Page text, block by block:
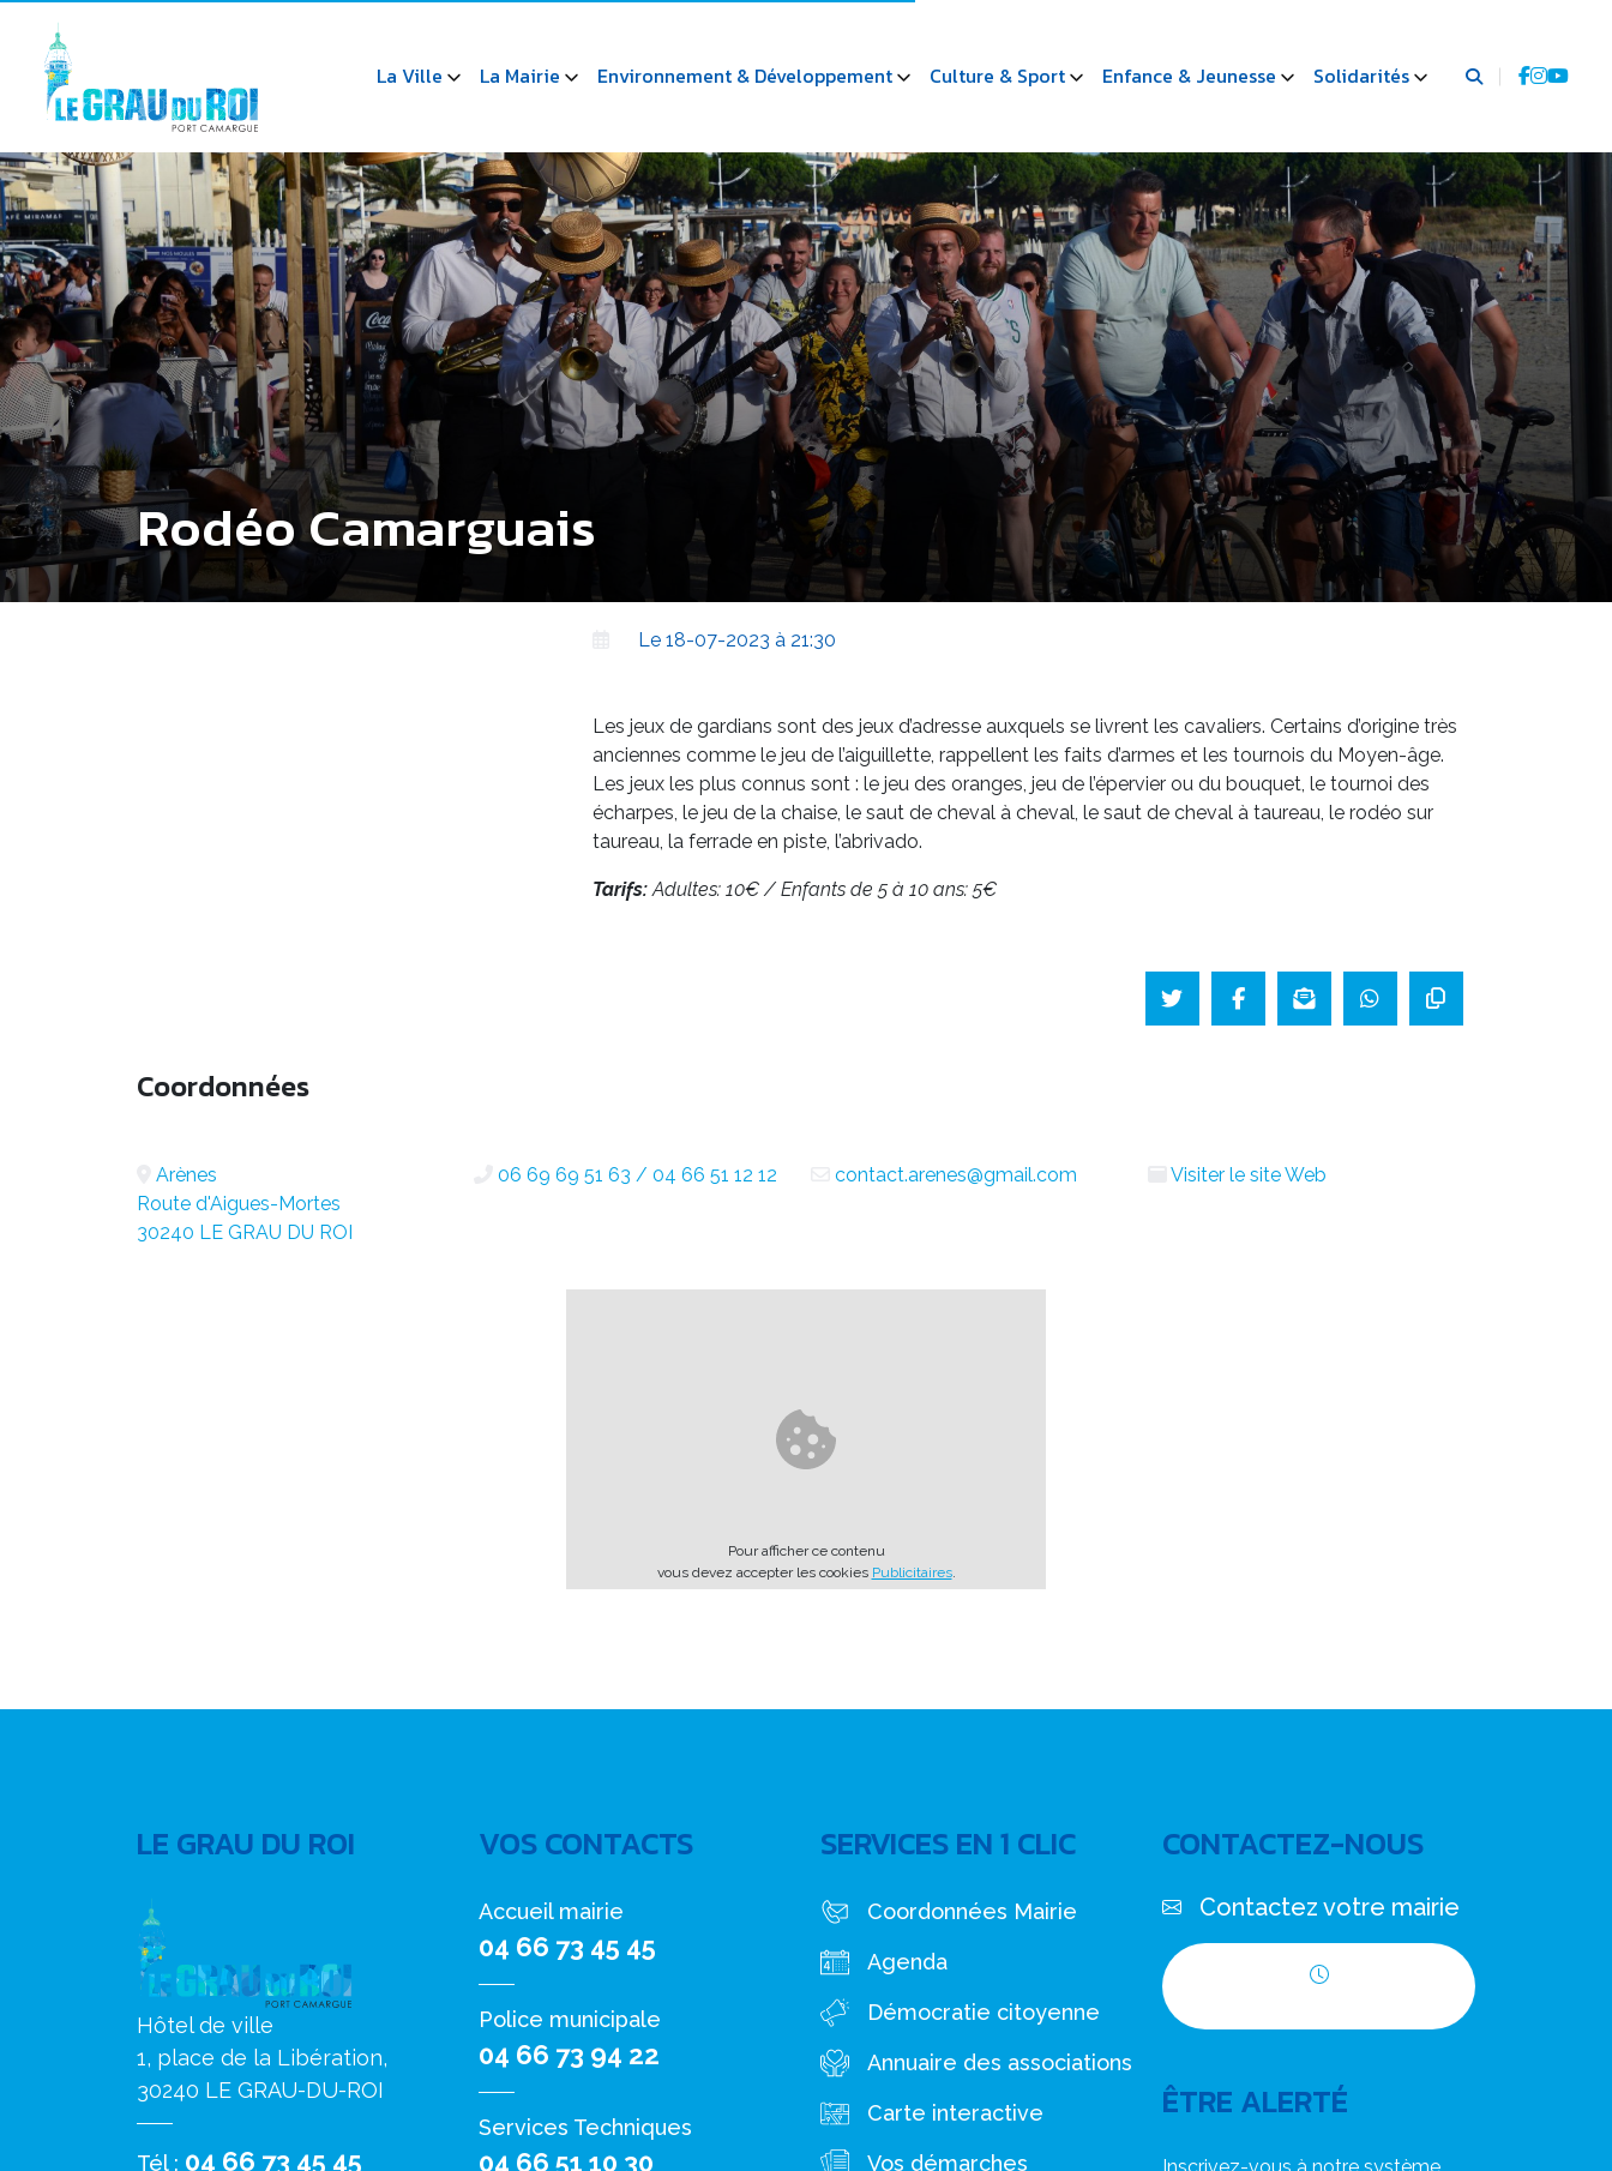
La Ville La Mairie Environnement & Développement Culture & Sport Enfance & Jeunesse Solidarités
Rodéo Camarguais
Le 18-07-2023 à 21:30
Les jeux de gardians sont des jeux d’adresse auxquels se livrent les cavaliers. Certains d’origine très
anciennes comme le jeu de l’aiguillette, rappellent les faits d’armes et les tournois du Moyen-âge.
Les jeux les plus connus sont : le jeu des oranges, jeu de l’épervier ou du bouquet, le tournoi des
écharpes, le jeu de la chaise, le saut de cheval à cheval, le saut de cheval à taureau, le rodéo sur
taureau, la ferrade en piste, l’abrivado.
Tarifs: Adultes: 10€ / Enfants de 5 à 10 ans: 5€
Coordonnées
Arènes
Route d'Aigues-Mortes
30240 LE GRAU DU ROI
06 69 69 51 63 / 04 66 51 12 12 contact.arenes@gmail.com Visiter le site Web
Pour afficher ce contenu
vous devez accepter les cookies Publicitaires.
LE GRAU DU ROI
Hôtel de ville
1, place de la Libération,
30240 LE GRAU-DU-ROI
Tél : 04 66 73 45 45
VOS CONTACTS
Accueil mairie
04 66 73 45 45
Police municipale
04 66 73 94 22
Services Techniques
04 66 51 10 30
SERVICES EN 1 CLIC
Coordonnées Mairie
Agenda
Démocratie citoyenne
Annuaire des associations
Carte interactive
Vos démarches
CONTACTEZ-NOUS
Contactez votre mairie
ÊTRE ALERTÉ